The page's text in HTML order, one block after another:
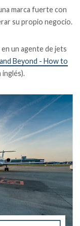
marca fuerte con
su propio negocio.
un agente de jets
Beyond - How to
inglés).